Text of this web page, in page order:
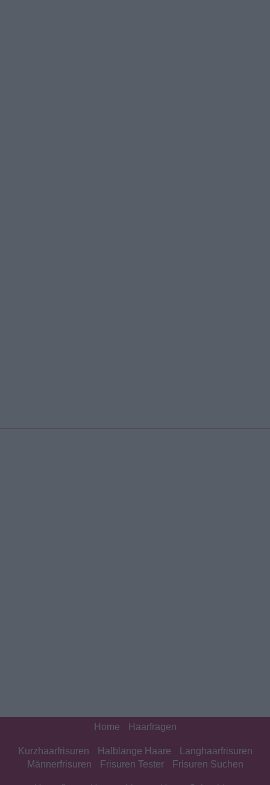
Home Haarfragen
Kurzhaarfrisuren Halblange Haare
Langhaarfrisuren
Männerfrisuren
Frisuren Tester Frisuren Suchen